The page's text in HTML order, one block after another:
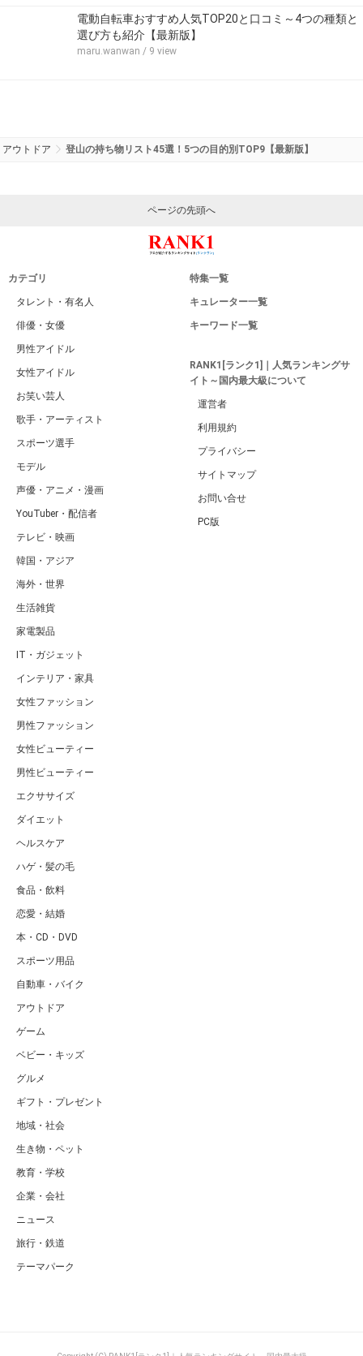
電動自転車おすすめ人気TOP20と口コミ～4つの種類と
選び方も紹介【最新版】
maru.wanwan / 9 view
アウトドア 登山の持ち物リスト45選！5つの目的別TOP9【最新版】
ページの先頭へ
カテゴリ
タレント・有名人
俳優・女優
男性アイドル
女性アイドル
お笑い芸人
歌手・アーティスト
スポーツ選手
モデル
声優・アニメ・漫画
YouTuber・配信者
テレビ・映画
韓国・アジア
海外・世界
生活雑貨
家電製品
IT・ガジェット
インテリア・家具
女性ファッション
男性ファッション
女性ビューティー
男性ビューティー
エクササイズ
ダイエット
ヘルスケア
ハゲ・髪の毛
食品・飲料
恋愛・結婚
本・CD・DVD
スポーツ用品
自動車・バイク
アウトドア
ゲーム
ベビー・キッズ
グルメ
ギフト・プレゼント
地域・社会
生き物・ペット
教育・学校
企業・会社
ニュース
旅行・鉄道
テーマパーク
特集一覧
キュレーター一覧
キーワード一覧
RANK1[ランク1]｜人気ランキングサ
イト～国内最大級について
運営者
利用規約
プライバシー
サイトマップ
お問い合せ
PC版